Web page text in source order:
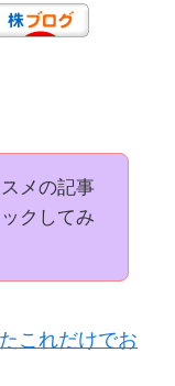
メの記事
クしてみ
これだけでお